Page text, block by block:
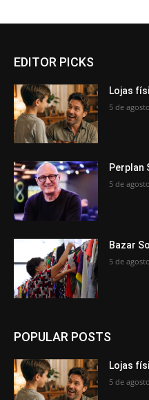
EDITOR PICKS
Lojas
5 de
Perplan
5 de
Bazar
5 de
POPULAR POSTS
Lojas
5 de